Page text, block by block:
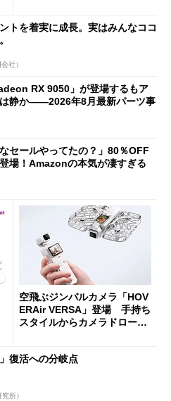
トを着実に成長。実はみんなココ
社）
RX 9050」が登場するもア
静か――2026年8月最新パーツ事
なセールやってたの？」80％OFF
場！Amazonの本気が凄すぎる
空飛ぶジンバルカメラ「HOV
ERAir VERSA」登場 手持ち
スタイルからカメラドローン
」復活への分岐点
所）